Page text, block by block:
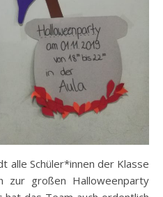
alle Schüler*innen der Klasse
zur großen Halloweenparty